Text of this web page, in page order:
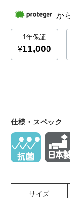
仕様・スペック
サイズ